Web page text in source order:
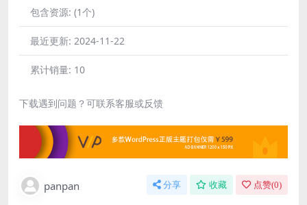
包含资源: (1个)
最近更新: 2024-11-22
累计销量: 10
下载遇到问题？可联系客服或反馈
panpan 分享 收藏 点赞(0)